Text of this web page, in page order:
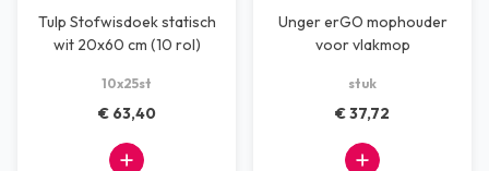
Tulp Stofwisdoek statisch
wit 20x60 cm (10 rol)
10x25st
€ 63,40
Unger erGO mophouder
voor vlakmop
stuk
€ 37,72